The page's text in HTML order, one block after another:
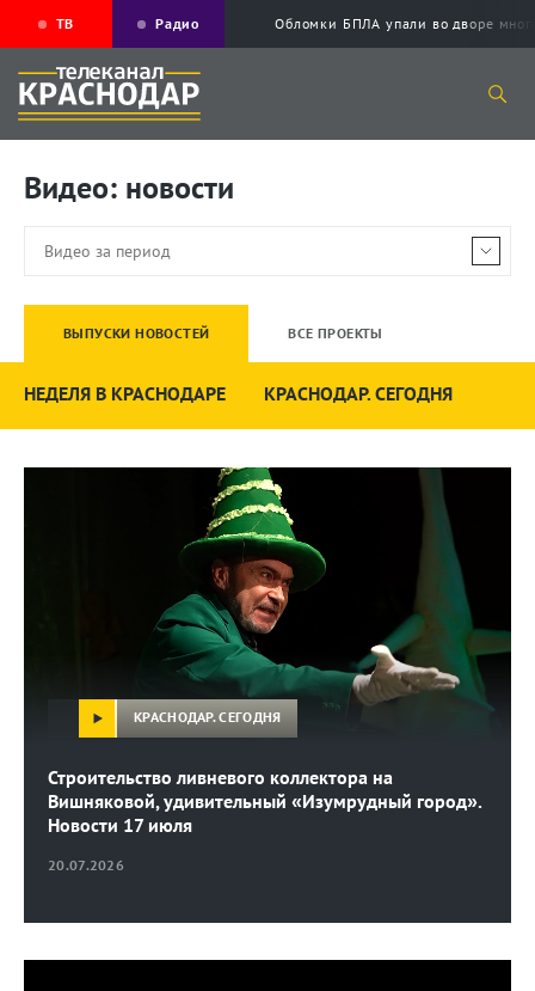
ТВ Радио Обломки БПЛА упали во дворе
Видео: новости
ВЫПУСКИ НОВОСТЕЙ ВСЕ ПРОЕКТЫ
НЕДЕЛЯ В КРАСНОДАРЕ КРАСНОДАР. СЕГОДНЯ
20.07.2026
Строительство ливневого коллектора на
Вишняковой, удивительный «Изумрудный город».
Новости 17 июля
КРАСНОДАР. СЕГОДНЯ